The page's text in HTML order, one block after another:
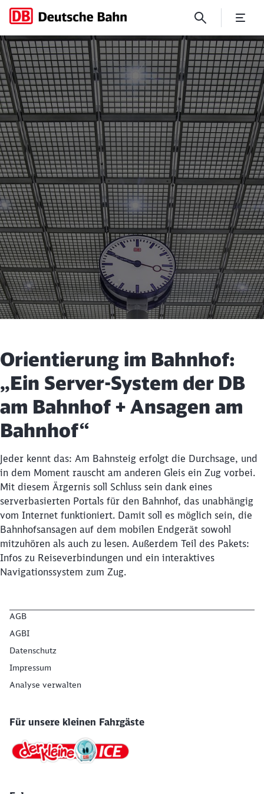
Orientierung im Bahnhof:
Orientierung im Bahnhof:
„Ein Server-System der DB
am Bahnhof + Ansagen am
Bahnhof“
Jeder kennt das: Am Bahnsteig erfolgt die Durchsage, und
in dem Moment rauscht am anderen Gleis ein Zug vorbei.
Mit diesem Ärgernis soll Schluss sein dank eines
serverbasierten Portals für den Bahnhof, das unabhängig
vom Internet funktioniert. Damit soll es möglich sein, die
Bahnhofsansagen auf dem mobilen Endgerät sowohl
mitzuhören als auch zu lesen. Außerdem Teil des Pakets:
Infos zu Reiseverbindungen und ein interaktives
Navigationssystem zum Zug.
AGB
AGBI
Datenschutz
Impressum
Analyse verwalten
Für unsere kleinen Fahrgäste
Schließen
Möchten Sie zu weitergeleitet
werden?
Abbrechen Weiter